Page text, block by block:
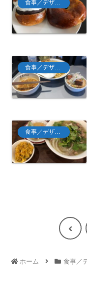
食事／デザート
食事／デザート
前
ホーム 食事／